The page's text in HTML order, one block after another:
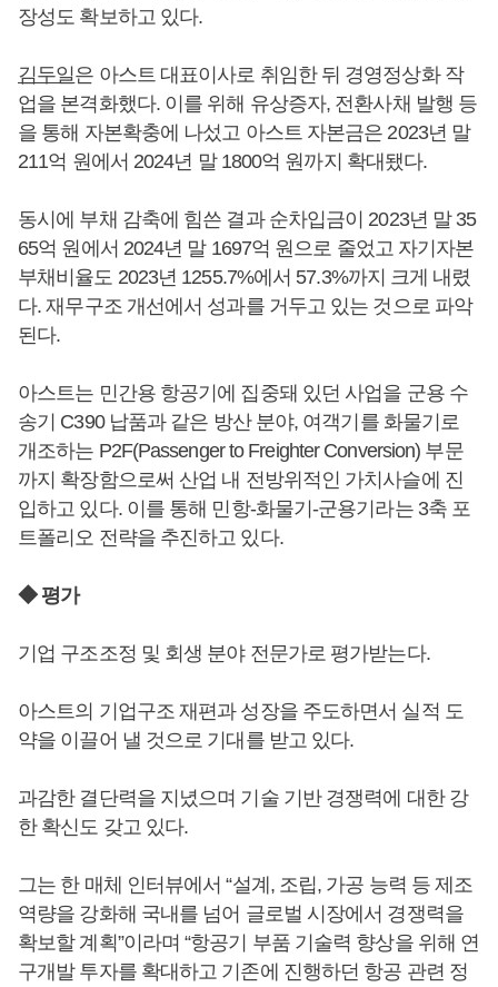
장성도 확보하고 있다.
김두일은 아스트 대표이사로 취임한 뒤 경영정상화 작
업을 본격화했다. 이를 위해 유상증자, 전환사채 발행 등
을 통해 자본확충에 나섰고 아스트 자본금은 2023년 말
211억 원에서 2024년 말 1800억 원까지 확대됐다.
동시에 부채 감축에 힘쓴 결과 순차입금이 2023년 말 35
65억 원에서 2024년 말 1697억 원으로 줄었고 자기자본
부채비율도 2023년 1255.7%에서 57.3%까지 크게 내렸
다. 재무구조 개선에서 성과를 거두고 있는 것으로 파악
된다.
아스트는 민간용 항공기에 집중돼 있던 사업을 군용 수
송기 C390 납품과 같은 방산 분야, 여객기를 화물기로
개조하는 P2F(Passenger to Freighter Conversion) 부문
까지 확장함으로써 산업 내 전방위적인 가치사슬에 진
입하고 있다. 이를 통해 민항-화물기-군용기라는 3축 포
트폴리오 전략을 추진하고 있다.
◆ 평가
기업 구조조정 및 회생 분야 전문가로 평가받는다.
아스트의 기업구조 재편과 성장을 주도하면서 실적 도
약을 이끌어 낼 것으로 기대를 받고 있다.
과감한 결단력을 지녔으며 기술 기반 경쟁력에 대한 강
한 확신도 갖고 있다.
그는 한 매체 인터뷰에서 “설계, 조립, 가공 능력 등 제조
역량을 강화해 국내를 넘어 글로벌 시장에서 경쟁력을
확보할 계획”이라며 “항공기 부품 기술력 향상을 위해 연
구개발 투자를 확대하고 기존에 진행하던 항공 관련 정